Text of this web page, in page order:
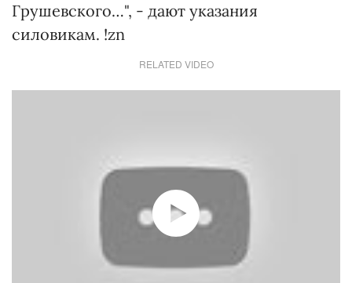
Грушевского…", - дают указания
силовикам. !zn
RELATED VIDEO